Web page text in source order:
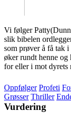
Vi følger
slik bibelen
som prøver å få tak i
øker rundt henne og
for eller i mot dyrets
Oppfølger Profeti
Grøsser Thriller
Vurdering